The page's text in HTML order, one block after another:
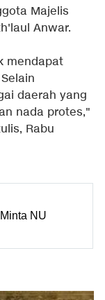
Majelis
Anwar.
mendapat
daerah yang
nada protes,"
Rabu
NU